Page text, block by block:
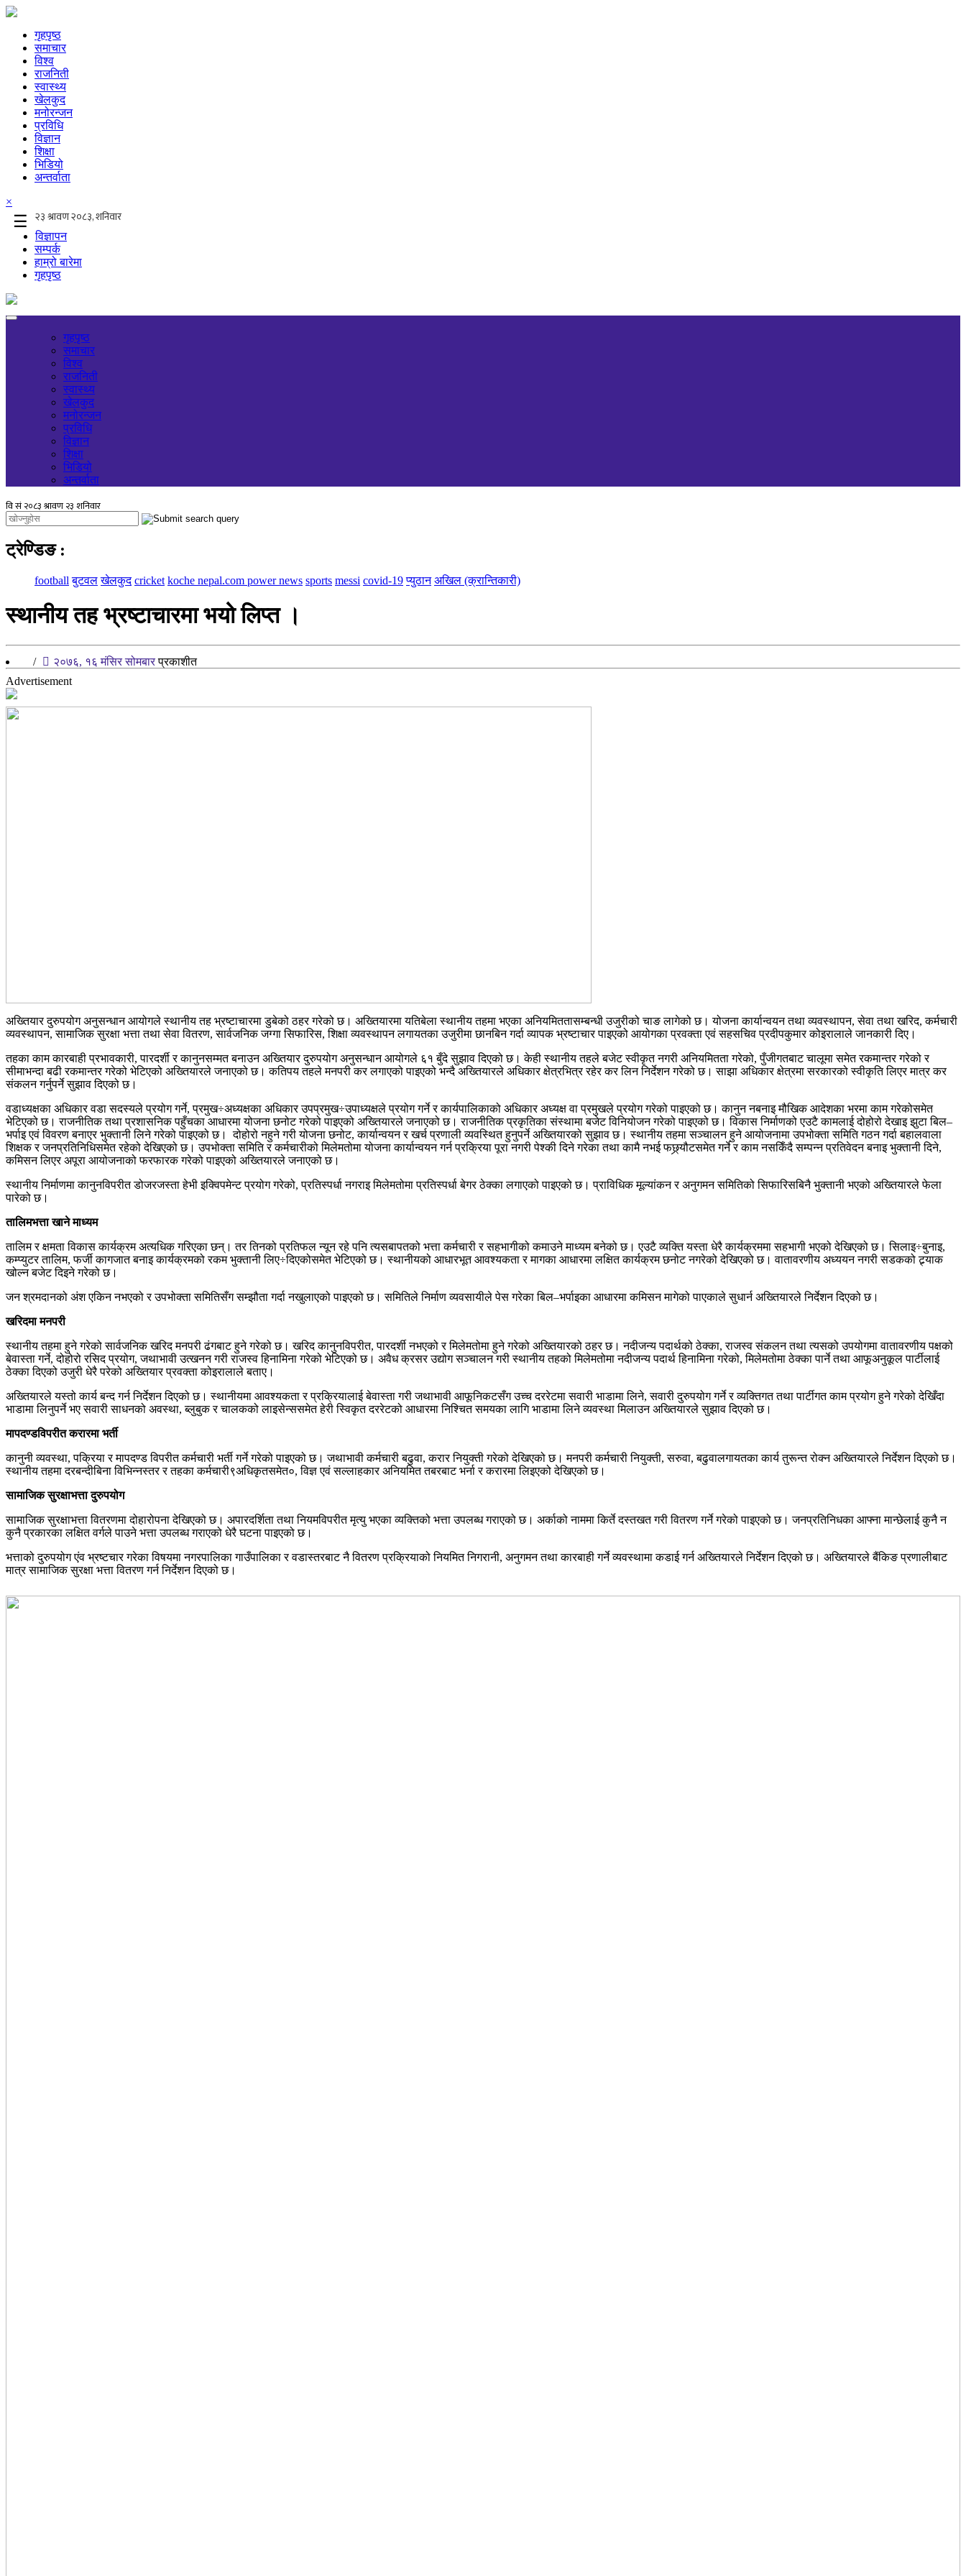
गृहपृष्ठ
समाचार
विश्व
राजनिती
स्वास्थ्य
खेलकुद
मनोरन्जन
प्रविधि
विज्ञान
शिक्षा
भिडियो
अन्तर्वाता
×
☰
विज्ञापन
सम्पर्क
हाम्रो बारेमा
गृहपृष्ठ
गृहपृष्ठ
समाचार
विश्व
राजनिती
स्वास्थ्य
खेलकुद
मनोरन्जन
प्रविधि
विज्ञान
शिक्षा
भिडियो
अन्तर्वाता
ट्रेण्डिङ :
football बुटवल खेलकुद cricket koche nepal.com power news sports messi covid-19 प्युठान अखिल (क्रान्तिकारी)
स्थानीय तह भ्रष्टाचारमा भयो लिप्त ।
/ २०७६, १६ मंसिर सोमबारप्रकाशीत
Advertisement
अख्तियार दुरुपयोग अनुसन्धान आयोगले स्थानीय तह भ्रष्टाचारमा डुबेको ठहर गरेको छ। अख्तियारमा यतिबेला स्थानीय तहमा भएका अनियमिततासम्बन्धी उजुरीको चाङ लागेको छ। योजना कार्यान्वयन तथा व्यवस्थापन, सेवा तथा खरिद, कर्मचारी
व्यवस्थापन, सामाजिक सुरक्षा भत्ता तथा सेवा वितरण, सार्वजनिक जग्गा सिफारिस, शिक्षा व्यवस्थापन लगायतका उजुरीमा छानबिन गर्दा व्यापक भ्रष्टाचार पाइएको आयोगका प्रवक्ता एवं सहसचिव प्रदीपकुमार कोइरालाले जानकारी दिए।
तहका काम कारबाही प्रभावकारी, पारदर्शी र कानुनसम्मत बनाउन अख्तियार दुरुपयोग अनुसन्धान आयोगले ६१ बुँदे सुझाव दिएको छ। केही स्थानीय तहले बजेट स्वीकृत नगरी अनियमितता गरेको, पुँजीगतबाट चालूमा समेत रकमान्तर गरेको र
सीमाभन्दा बढी रकमान्तर गरेको भेटिएको अख्तियारले जनाएको छ। कतिपय तहले मनपरी कर लगाएको पाइएको भन्दै अख्तियारले अधिकार क्षेत्रभित्र रहेर कर लिन निर्देशन गरेको छ। साझा अधिकार क्षेत्रमा सरकारको स्वीकृति लिएर मात्र कर
संकलन गर्नुपर्ने सुझाव दिएको छ।
वडाध्यक्षका अधिकार वडा सदस्यले प्रयोग गर्ने, प्रमुख÷अध्यक्षका अधिकार उपप्रमुख÷उपाध्यक्षले प्रयोग गर्ने र कार्यपालिकाको अधिकार अध्यक्ष वा प्रमुखले प्रयोग गरेको पाइएको छ। कानुन नबनाइ मौखिक आदेशका भरमा काम गरेकोसमेत
भेटिएको छ। राजनीतिक तथा प्रशासनिक पहुँचका आधारमा योजना छनोट गरेको पाइएको अख्तियारले जनाएको छ। राजनीतिक प्रकृतिका संस्थामा बजेट विनियोजन गरेको पाइएको छ। विकास निर्माणको एउटै कामलाई दोहोरो देखाइ झुटा बिल–
भर्पाइ एवं विवरण बनाएर भुक्तानी लिने गरेको पाइएको छ। दोहोरो नहुने गरी योजना छनोट, कार्यान्वयन र खर्च प्रणाली व्यवस्थित हुनुपर्ने अख्तियारको सुझाव छ। स्थानीय तहमा सञ्चालन हुने आयोजनामा उपभोक्ता समिति गठन गर्दा बहालवाला
शिक्षक र जनप्रतिनिधिसमेत रहेको देखिएको छ। उपभोक्ता समिति र कर्मचारीको मिलेमतोमा योजना कार्यान्वयन गर्न प्रक्रिया पूरा नगरी पेश्की दिने गरेका तथा कामै नभई फछ्र्यौटसमेत गर्ने र काम नसकिँदै सम्पन्न प्रतिवेदन बनाइ भुक्तानी दिने,
कमिसन लिएर अपूरा आयोजनाको फरफारक गरेको पाइएको अख्तियारले जनाएको छ।
स्थानीय निर्माणमा कानुनविपरीत डोजरजस्ता हेभी इक्विपमेन्ट प्रयोग गरेको, प्रतिस्पर्धा नगराइ मिलेमतोमा प्रतिस्पर्धा बेगर ठेक्का लगाएको पाइएको छ। प्राविधिक मूल्यांकन र अनुगमन समितिको सिफारिसबिनै भुक्तानी भएको अख्तियारले फेला
पारेको छ।
तालिमभत्ता खाने माध्यम
तालिम र क्षमता विकास कार्यक्रम अत्यधिक गरिएका छन्। तर तिनको प्रतिफल न्यून रहे पनि त्यसबापतको भत्ता कर्मचारी र सहभागीको कमाउने माध्यम बनेको छ। एउटै व्यक्ति यस्ता धेरै कार्यक्रममा सहभागी भएको देखिएको छ। सिलाइ÷बुनाइ,
कम्प्युटर तालिम, फर्जी कागजात बनाइ कार्यक्रमको रकम भुक्तानी लिए÷दिएकोसमेत भेटिएको छ। स्थानीयको आधारभूत आवश्यकता र मागका आधारमा लक्षित कार्यक्रम छनोट नगरेको देखिएको छ। वातावरणीय अध्ययन नगरी सडकको ट्र्याक
खोल्न बजेट दिइने गरेको छ।
जन श्रमदानको अंश एकिन नभएको र उपभोक्ता समितिसँग सम्झौता गर्दा नखुलाएको पाइएको छ। समितिले निर्माण व्यवसायीले पेस गरेका बिल–भर्पाइका आधारमा कमिसन मागेको पाएकाले सुधार्न अख्तियारले निर्देशन दिएको छ।
खरिदमा मनपरी
स्थानीय तहमा हुने गरेको सार्वजनिक खरिद मनपरी ढंगबाट हुने गरेको छ। खरिद कानुनविपरीत, पारदर्शी नभएको र मिलेमतोमा हुने गरेको अख्तियारको ठहर छ। नदीजन्य पदार्थको ठेक्का, राजस्व संकलन तथा त्यसको उपयोगमा वातावरणीय पक्षको
बेवास्ता गर्ने, दोहोरो रसिद प्रयोग, जथाभावी उत्खनन गरी राजस्व हिनामिना गरेको भेटिएको छ। अवैध क्रसर उद्योग सञ्चालन गरी स्थानीय तहको मिलेमतोमा नदीजन्य पदार्थ हिनामिना गरेको, मिलेमतोमा ठेक्का पार्ने तथा आफूअनुकूल पार्टीलाई
ठेक्का दिएको उजुरी धेरै परेको अख्तियार प्रवक्ता कोइरालाले बताए।
अख्तियारले यस्तो कार्य बन्द गर्न निर्देशन दिएको छ। स्थानीयमा आवश्यकता र प्रक्रियालाई बेवास्ता गरी जथाभावी आफूनिकटसँग उच्च दररेटमा सवारी भाडामा लिने, सवारी दुरुपयोग गर्ने र व्यक्तिगत तथा पार्टीगत काम प्रयोग हुने गरेको देखिँदा
भाडामा लिनुपर्ने भए सवारी साधनको अवस्था, ब्लुबुक र चालकको लाइसेन्ससमेत हेरी स्विकृत दररेटको आधारमा निश्चित समयका लागि भाडामा लिने व्यवस्था मिलाउन अख्तियारले सुझाव दिएको छ।
मापदण्डविपरीत करारमा भर्ती
कानुनी व्यवस्था, पक्रिया र मापदण्ड विपरीत कर्मचारी भर्ती गर्ने गरेको पाइएको छ। जथाभावी कर्मचारी बढुवा, करार नियुक्ती गरेको देखिएको छ। मनपरी कर्मचारी नियुक्ती, सरुवा, बढुवालगायतका कार्य तुरून्त रोक्न अख्तियारले निर्देशन दिएको छ।
स्थानीय तहमा दरबन्दीबिना विभिन्नस्तर र तहका कर्मचारी९अधिकृतसमेत०, विज्ञ एवं सल्लाहकार अनियमित तबरबाट भर्ना र करारमा लिइएको देखिएको छ।
सामाजिक सुरक्षाभत्ता दुरुपयोग
सामाजिक सुरक्षाभत्ता वितरणमा दोहारोपना देखिएको छ। अपारदर्शिता तथा नियमविपरीत मृत्यु भएका व्यक्तिको भत्ता उपलब्ध गराएको छ। अर्काको नाममा किर्ते दस्तखत गरी वितरण गर्ने गरेको पाइएको छ। जनप्रतिनिधका आफ्ना मान्छेलाई कुनै न
कुनै प्रकारका लक्षित वर्गले पाउने भत्ता उपलब्ध गराएको धेरै घटना पाइएको छ।
भत्ताको दुरुपयोग एंव भ्रष्टचार गरेका विषयमा नगरपालिका गाउँपालिका र वडास्तरबाट नै वितरण प्रक्रियाको नियमित निगरानी, अनुगमन तथा कारबाही गर्ने व्यवस्थामा कडाई गर्न अख्तियारले निर्देशन दिएको छ। अख्तियारले बैंकिङ प्रणालीबाट
मात्र सामाजिक सुरक्षा भत्ता वितरण गर्न निर्देशन दिएको छ।